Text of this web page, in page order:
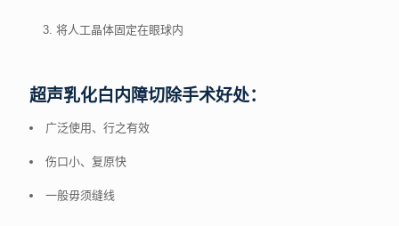
将人工晶体固定在眼球内
超声乳化白内障切除手术好处：
广泛使用、行之有效
伤口小、复原快
一般毋须缝线